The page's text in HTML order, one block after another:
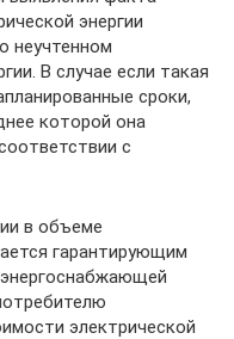
энергии
неучтенном
В случае если такая
сроки,
которой она
с
в объеме
гарантирующим
электрической